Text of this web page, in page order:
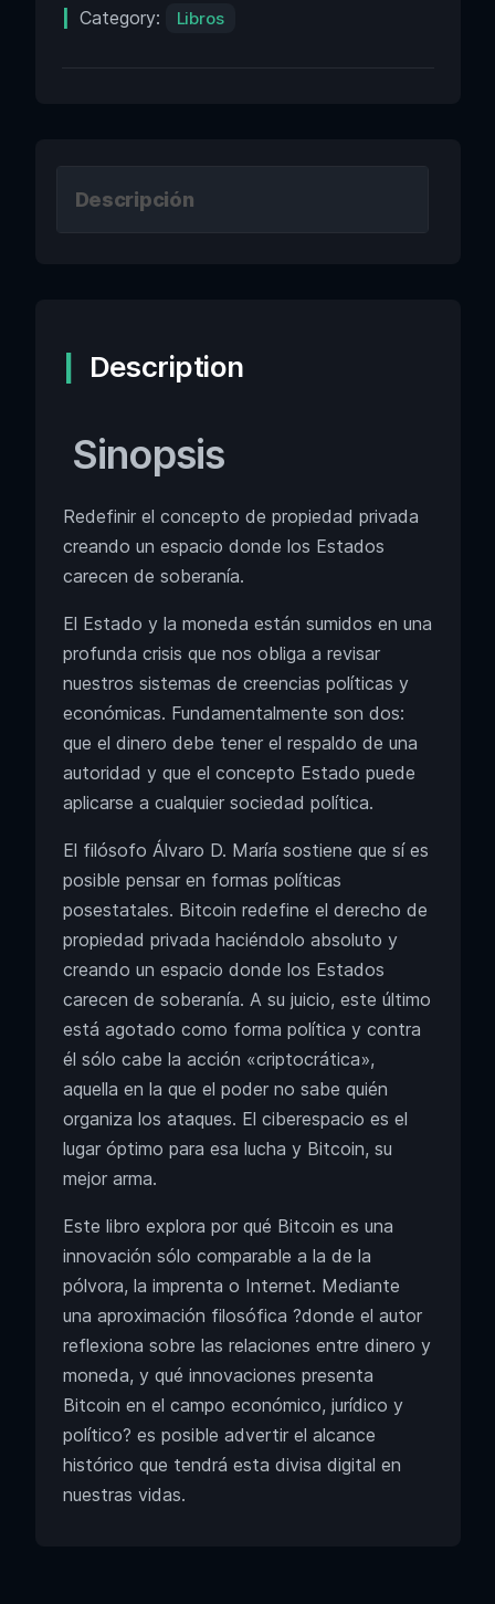
Category: Libros
Descripción
Description
Sinopsis
Redefinir el concepto de propiedad privada
creando un espacio donde los Estados
carecen de soberanía.
El Estado y la moneda están sumidos en una
profunda crisis que nos obliga a revisar
nuestros sistemas de creencias políticas y
económicas. Fundamentalmente son dos:
que el dinero debe tener el respaldo de una
autoridad y que el concepto Estado puede
aplicarse a cualquier sociedad política.
El filósofo Álvaro D. María sostiene que sí es
posible pensar en formas políticas
posestatales. Bitcoin redefine el derecho de
propiedad privada haciéndolo absoluto y
creando un espacio donde los Estados
carecen de soberanía. A su juicio, este último
está agotado como forma política y contra
él sólo cabe la acción «criptocrática»,
aquella en la que el poder no sabe quién
organiza los ataques. El ciberespacio es el
lugar óptimo para esa lucha y Bitcoin, su
mejor arma.
Este libro explora por qué Bitcoin es una
innovación sólo comparable a la de la
pólvora, la imprenta o Internet. Mediante
una aproximación filosófica ?donde el autor
reflexiona sobre las relaciones entre dinero y
moneda, y qué innovaciones presenta
Bitcoin en el campo económico, jurídico y
político? es posible advertir el alcance
histórico que tendrá esta divisa digital en
nuestras vidas.